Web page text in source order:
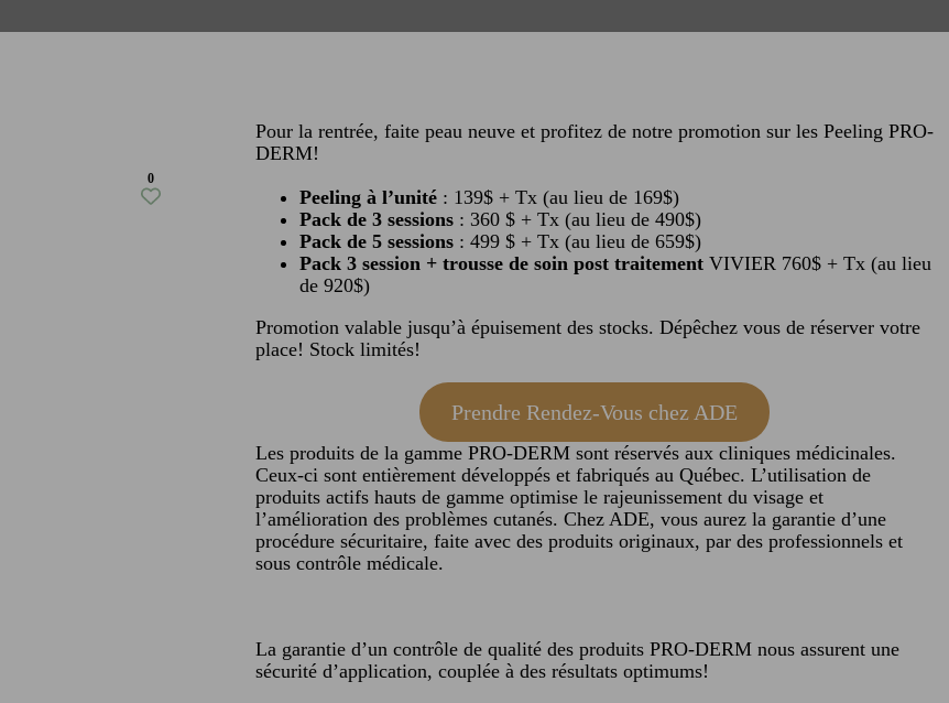
0
Pour la rentrée, faite peau neuve et profitez de notre promotion sur les Peeling PRO-
DERM!
Peeling à l’unité : 139$ + Tx (au lieu de 169$)
Pack de 3 sessions : 360 $ + Tx (au lieu de 490$)
Pack de 5 sessions : 499 $ + Tx (au lieu de 659$)
Pack 3 session + trousse de soin post traitement VIVIER 760$ + Tx (au lieu
de 920$)
Promotion valable jusqu’à épuisement des stocks. Dépêchez vous de réserver votre
place! Stock limités!
Prendre Rendez-Vous chez ADE
Les produits de la gamme PRO-DERM sont réservés aux cliniques médicinales.
Ceux-ci sont entièrement développés et fabriqués au Québec. L’utilisation de
produits actifs hauts de gamme optimise le rajeunissement du visage et
l’amélioration des problèmes cutanés. Chez ADE, vous aurez la garantie d’une
procédure sécuritaire, faite avec des produits originaux, par des professionnels et
sous contrôle médicale.
La garantie d’un contrôle de qualité des produits PRO-DERM nous assurent une
sécurité d’application, couplée à des résultats optimums!